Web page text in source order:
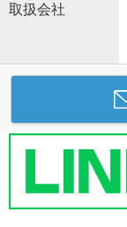
取扱会社